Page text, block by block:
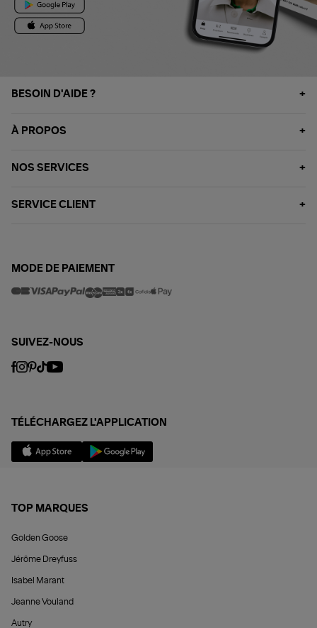
BESOIN D'AIDE ?
À PROPOS
NOS SERVICES
SERVICE CLIENT
MODE DE PAIEMENT
SUIVEZ-NOUS
TÉLÉCHARGEZ L'APPLICATION
TOP MARQUES
Golden Goose
Jérôme Dreyfuss
Isabel Marant
Jeanne Vouland
Autry